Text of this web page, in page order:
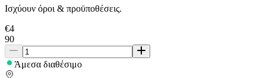
Ισχύουν όροι & προϋποθέσεις.
€4
90
Άμεσα διαθέσιμο